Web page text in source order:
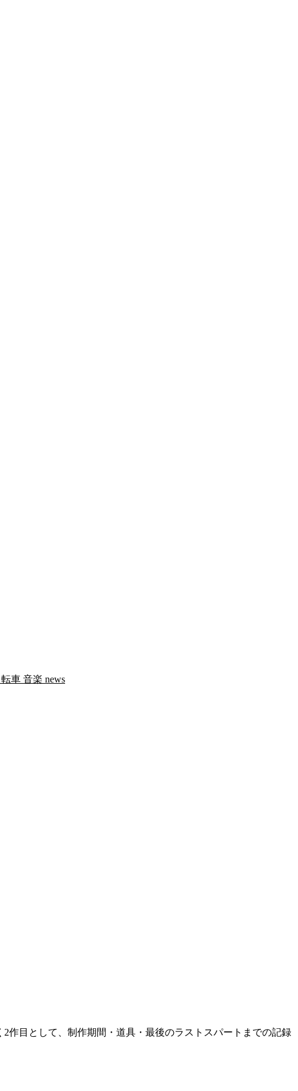
転車 音楽 news
作目として、制作期間・道具・最後のラストスパートまでの記録